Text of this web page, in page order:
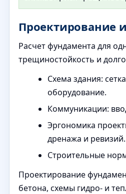
Проектирование
Расчет фундамента для
трещиностойкость и
Схема здания:
оборудование.
Коммуникации:
Эргономика
дренажа и ревизий.
Строительные
Проектирование
бетона, схемы гидро- и